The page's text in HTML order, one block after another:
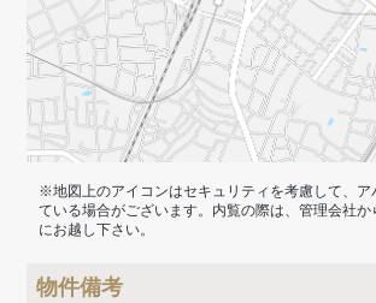
※地図上のアイコンはセキュリティを考慮して、ア
ている場合がございます。内覧の際は、管理会社
にお越し下さい。
物件備考